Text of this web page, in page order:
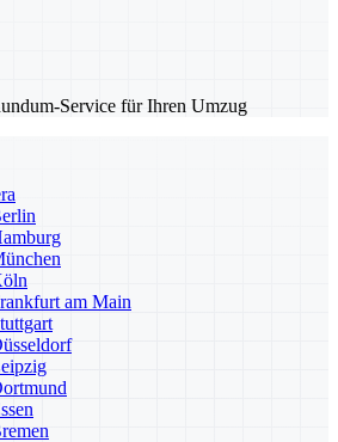
Service für Ihren Umzug
am Main